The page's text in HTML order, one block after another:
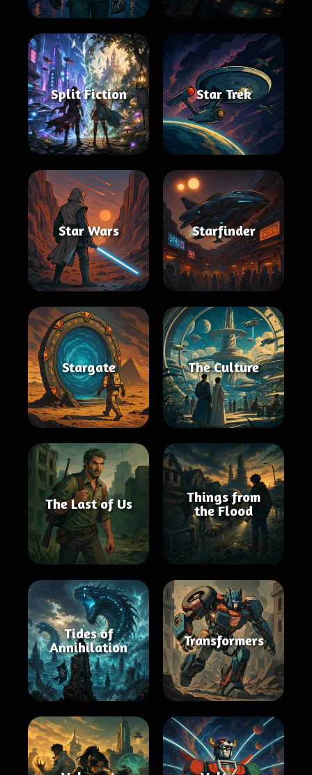
Split Fiction Star Trek
Star Wars Starfinder
Stargate The Culture
The Last of Us
Things from
the Flood
Tides of
Annihilation
Transformers